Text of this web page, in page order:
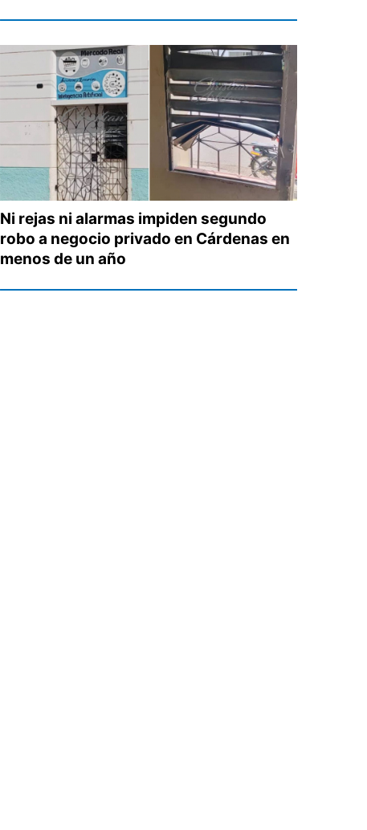
Ni rejas ni alarmas impiden segundo
robo a negocio privado en Cárdenas en
menos de un año